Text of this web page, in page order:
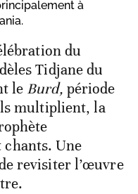
à
du
Tidjane du
le Burd, période
multiplient, la
Une
revisiter l’œuvre